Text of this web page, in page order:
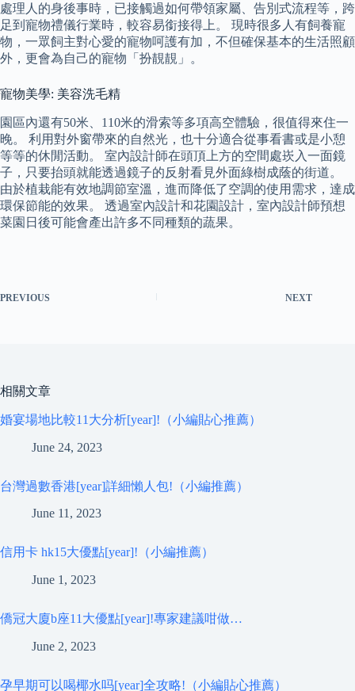
處理人的身後事時，已接觸過如何帶領家屬、告別式流程等，跨
足到寵物禮儀行業時，較容易銜接得上。 現時很多人有飼養寵
物，一眾飼主對心愛的寵物呵護有加，不但確保基本的生活照顧
外，更會為自己的寵物「扮靚靚」。
寵物美學: 美容洗毛精
園區內還有50米、110米的滑索等多項高空體驗，很值得來住一
晚。 利用對外窗帶來的自然光，也十分適合從事看書或是小憩
等等的休閒活動。 室內設計師在頭頂上方的空間處崁入一面鏡
子，只要抬頭就能透過鏡子的反射看見外面綠樹成蔭的街道。
由於植栽能有效地調節室溫，進而降低了空調的使用需求，達成
環保節能的效果。 透過室內設計和花園設計，室內設計師預想
菜園日後可能會產出許多不同種類的蔬果。
PREVIOUS NEXT
相關文章
婚宴場地比較11大分析[year]!（小編貼心推薦）
June 24, 2023
台灣過數香港[year]詳細懶人包!（小編推薦）
June 11, 2023
信用卡 hk15大優點[year]!（小編推薦）
June 1, 2023
僑冠大廈b座11大優點[year]!專家建議咁做…
June 2, 2023
孕早期可以喝椰水吗[year]全攻略!（小編貼心推薦）